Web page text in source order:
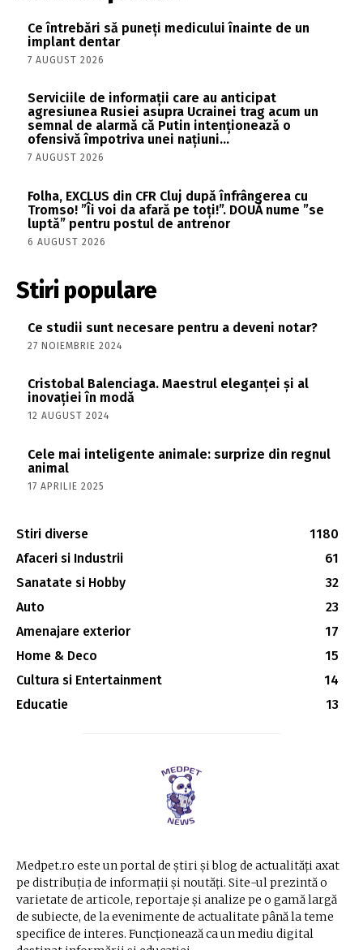
Ce întrebări să puneți medicului înainte de un
implant dentar
7 AUGUST 2026
Serviciile de informații care au anticipat
agresiunea Rusiei asupra Ucrainei trag acum un
semnal de alarmă că Putin intenționează o
ofensivă împotriva unei națiuni...
7 AUGUST 2026
Folha, EXCLUS din CFR Cluj după înfrângerea cu
Tromso! ”Îi voi da afară pe toți!”. DOUĂ nume ”se
luptă” pentru postul de antrenor
6 AUGUST 2026
Stiri populare
Ce studii sunt necesare pentru a deveni notar?
27 NOIEMBRIE 2024
Cristobal Balenciaga. Maestrul eleganței și al
inovației în modă
12 AUGUST 2024
Cele mai inteligente animale: surprize din regnul
animal
17 APRILIE 2025
Stiri diverse
1180
Afaceri si Industrii
61
Sanatate si Hobby
32
Auto
23
Amenajare exterior
17
Home & Deco
15
Cultura si Entertainment
14
Educatie
13
Medpet.ro este un portal de știri și blog de actualități axat
pe distribuția de informații și noutăți. Site-ul prezintă o
varietate de articole, reportaje și analize pe o gamă largă
de subiecte, de la evenimente de actualitate până la teme
specifice de interes. Funcționează ca un mediu digital